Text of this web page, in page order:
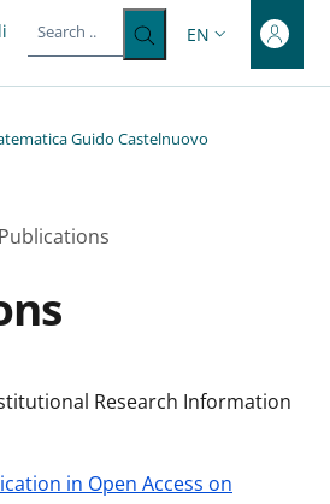
LANGUAGE
EN
Guido Castelnuovo
Publications
Research Information
in Open Access on